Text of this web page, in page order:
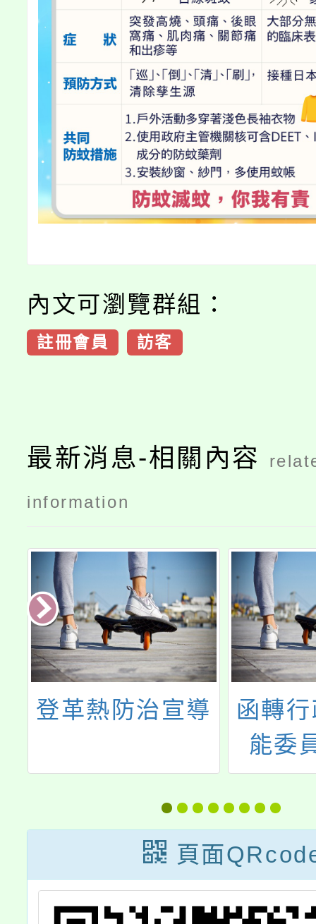
內文可瀏覽群組：
註冊會員 訪客
最新消息-相關內容
information
登革熱防治宣導
函轉
能委
「日
廢水
問答
頁面